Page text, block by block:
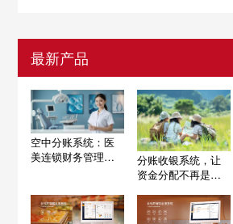
最新产品
空中分账系统：医
美连锁财务管理的
分账收银系统，让
资金分配不再是难